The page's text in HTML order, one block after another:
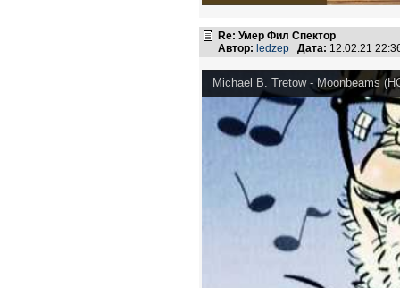
Re: Умер Фил Спектор
Автор: ledzep Дата: 12.02.21
Michael B. Tretow - Moonbeams